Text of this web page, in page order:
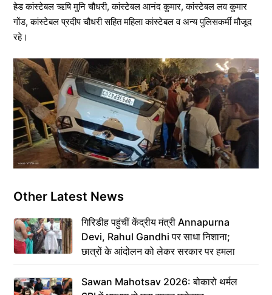
हेड कांस्टेबल ऋषि मुनि चौधरी, कांस्टेबल आनंद कुमार, कांस्टेबल लव कुमार
गोंड, कांस्टेबल प्रदीप चौधरी सहित महिला कांस्टेबल व अन्य पुलिसकर्मी मौजूद
रहे।
Other Latest News
गिरिडीह पहुंचीं केंद्रीय मंत्री Annapurna
Devi, Rahul Gandhi पर साधा निशाना;
छात्रों के आंदोलन को लेकर सरकार पर हमला
Sawan Mahotsav 2026: बोकारो थर्मल